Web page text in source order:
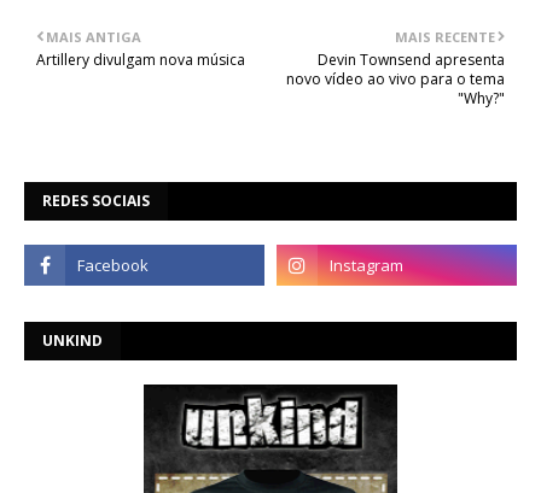
MAIS RECENTE
Devin Townsend apresenta
novo vídeo ao vivo para o tema
"Why?"
MAIS ANTIGA
Artillery divulgam nova música
REDES SOCIAIS
UNKIND